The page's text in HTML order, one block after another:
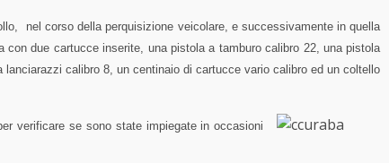
nel corso della perquisizione veicolare, e successivamente in quella
due cartucce inserite, una pistola a tamburo calibro 22, una pistola
calibro 8, un centinaio di cartucce vario calibro ed un coltello
verificare se sono state impiegate in occasioni